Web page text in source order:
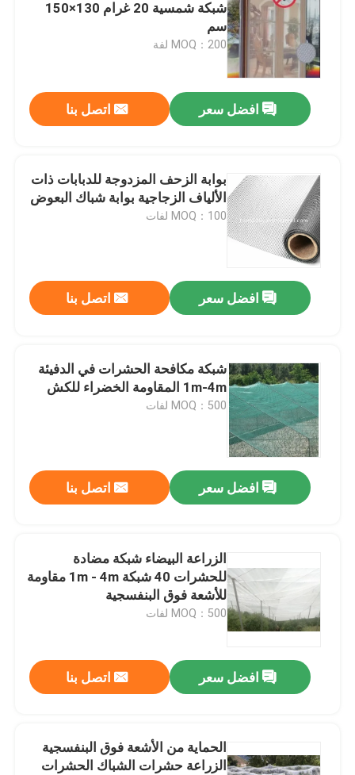
منزل
شبكة شمسية 20 غرام 130×150
سم
MOQ：200 لفة
افضل سعر اتصل بنا
بوابة الزحف المزدوجة للدبابات ذات
الألياف الزجاجية بوابة شباك البعوض
MOQ：100 لفات
افضل سعر اتصل بنا
شبكة مكافحة الحشرات في الدفيئة
1m-4m المقاومة الخضراء للكش
MOQ：500 لفات
افضل سعر اتصل بنا
الزراعة البيضاء شبكة مضادة
للحشرات 40 شبكة 1m - 4m مقاومة
للأشعة فوق البنفسجية
MOQ：500 لفات
افضل سعر اتصل بنا
الحماية من الأشعة فوق البنفسجية
الزراعة حشرات الشباك الحشرات